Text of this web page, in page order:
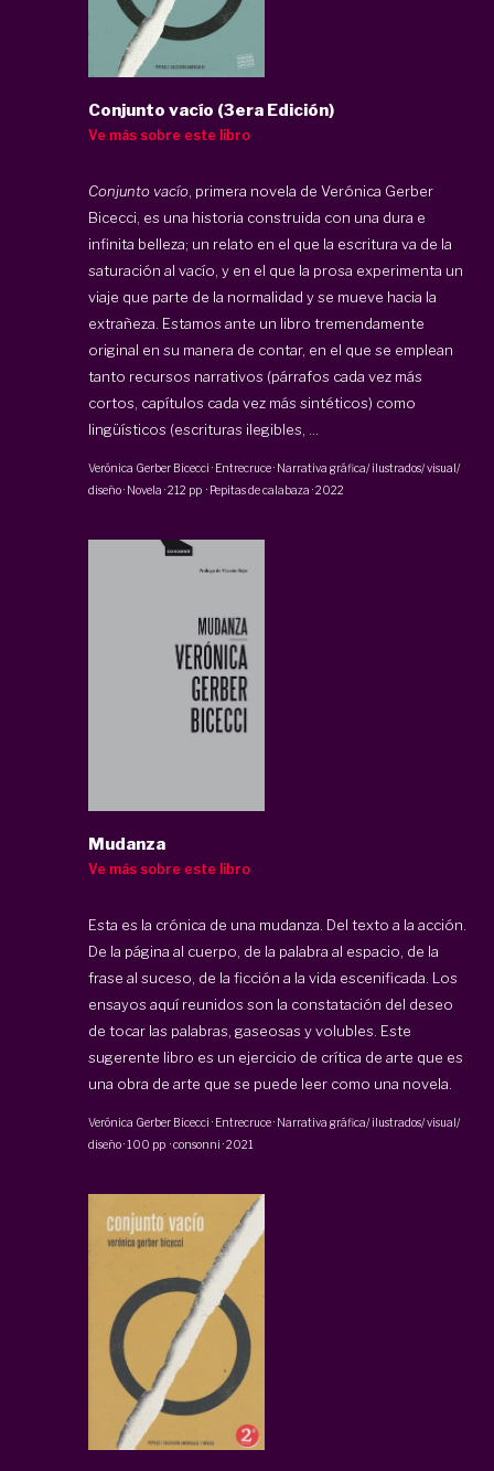
Conjunto vacío (3era Edición)
Ve más sobre este libro
Conjunto vacío, primera novela de Verónica Gerber
Bicecci, es una historia construida con una dura e
infinita belleza; un relato en el que la escritura va de la
saturación al vacío, y en el que la prosa experimenta un
viaje que parte de la normalidad y se mueve hacia la
extrañeza. Estamos ante un libro tremendamente
original en su manera de contar, en el que se emplean
tanto recursos narrativos (párrafos cada vez más
cortos, capítulos cada vez más sintéticos) como
lingüísticos (escrituras ilegibles, ...
Verónica Gerber Bicecci · Entrecruce · Narrativa gráfica/ ilustrados/ visual/
diseño · Novela ·212 pp · Pepitas de calabaza ·2022
Mudanza
Ve más sobre este libro
Esta es la crónica de una mudanza. Del texto a la acción.
De la página al cuerpo, de la palabra al espacio, de la
frase al suceso, de la ficción a la vida escenificada. Los
ensayos aquí reunidos son la constatación del deseo
de tocar las palabras, gaseosas y volubles. Este
sugerente libro es un ejercicio de crítica de arte que es
una obra de arte que se puede leer como una novela.
Verónica Gerber Bicecci · Entrecruce · Narrativa gráfica/ ilustrados/ visual/
diseño·100 pp ·consonni ·2021